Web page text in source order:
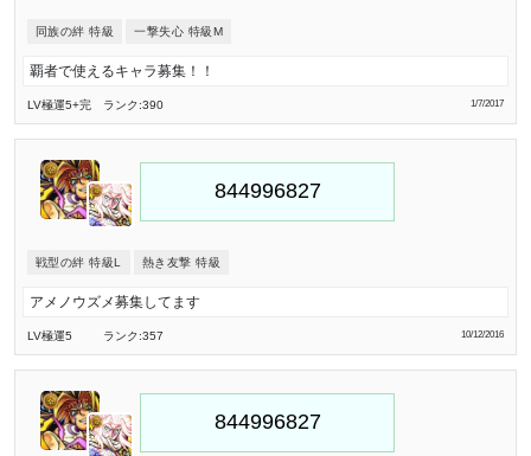
同族の絆 特級 一撃失心 特級M
覇者で使えるキャラ募集！！
LV極運5+完 ランク:390 1/7/2017
戦型の絆 特級L 熱き友撃 特級
アメノウズメ募集してます
LV極運5 ランク:357 10/12/2016